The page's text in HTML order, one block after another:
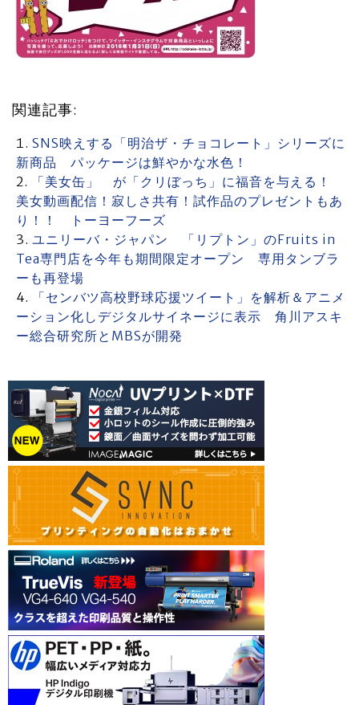
関連記事:
SNS映えする「明治ザ・チョコレート」シリーズに
新商品 パッケージは鮮やかな水色！
「美女缶」 が「クリぼっち」に福音を与える！
美女動画配信！寂しさ共有！試作品のプレゼントもあ
り！！ トーヨーフーズ
ユニリーバ・ジャパン 「リプトン」のFruits in
Tea専門店を今年も期間限定オープン 専用タンブラ
ーも再登場
「センバツ高校野球応援ツイート」を解析＆アニメ
ーション化しデジタルサイネージに表示 角川アスキ
ー総合研究所とMBSが開発